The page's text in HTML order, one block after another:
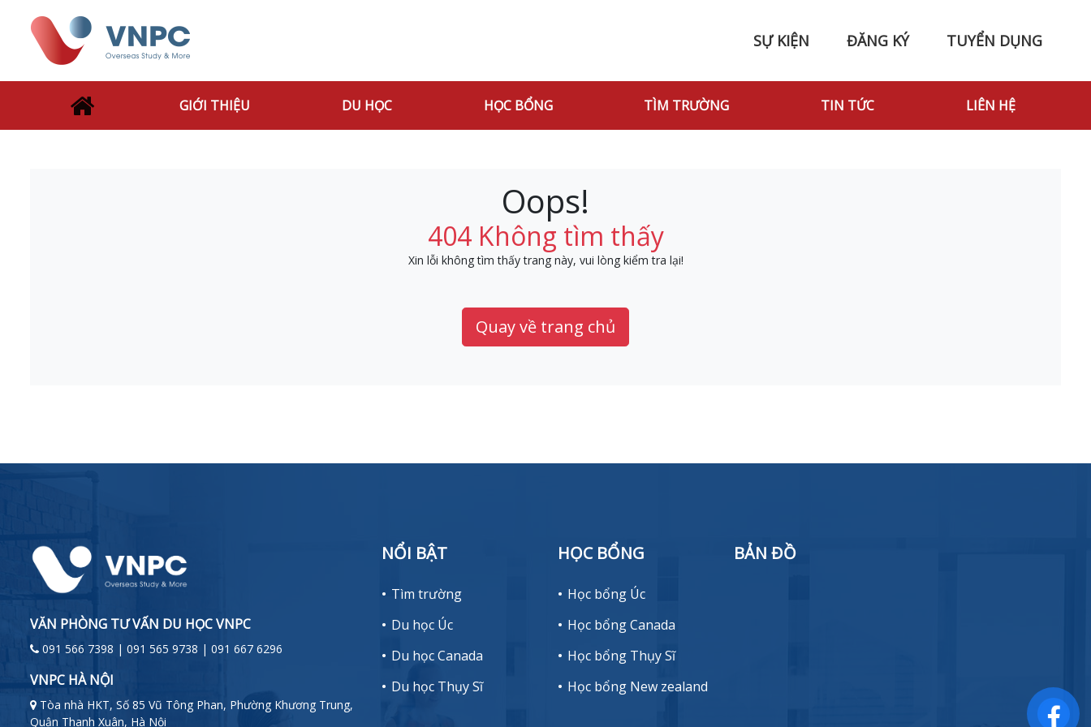
SỰ KIỆN ĐĂNG KÝ TUYỂN DỤNG
GIỚI THIỆU DU HỌC HỌC BỔNG TÌM TRƯỜNG TIN TỨC LIÊN HỆ
Oops!
404 Không tìm thấy
Xin lỗi không tìm thấy trang này, vui lòng kiểm tra lại!
Quay về trang chủ
VĂN PHÒNG TƯ VẤN DU HỌC VNPC
091 566 7398 | 091 565 9738 | 091 667 6296
VNPC HÀ NỘI
Tòa nhà HKT, Số 85 Vũ Tông Phan, Phường Khương Trung,
Quận Thanh Xuân, Hà Nội
NỔI BẬT
Tìm trường
Du học Úc
Du học Canada
Du học Thụy Sĩ
HỌC BỔNG
Học bổng Úc
Học bổng Canada
Học bổng Thụy Sĩ
Học bổng New zealand
BẢN ĐỒ